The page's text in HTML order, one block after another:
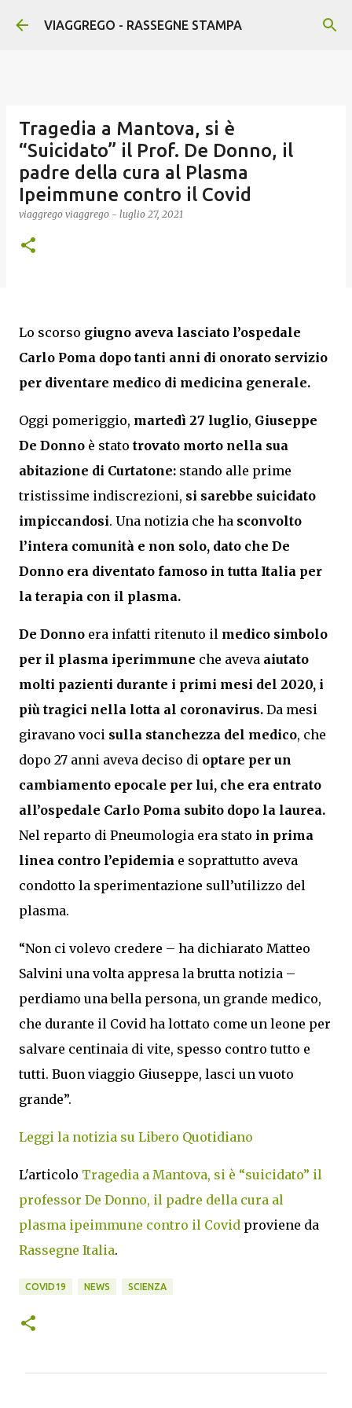
Passa ai contenuti principali
VIAGGREGO - RASSEGNE STAMPA
Tragedia a Mantova, si è
“Suicidato” il Prof. De Donno, il
padre della cura al Plasma
Ipeimmune contro il Covid
viaggrego viaggrego - luglio 27, 2021
Lo scorso giugno aveva lasciato l’ospedale
Carlo Poma dopo tanti anni di onorato servizio
per diventare medico di medicina generale.
Oggi pomeriggio, martedì 27 luglio, Giuseppe
De Donno è stato trovato morto nella sua
abitazione di Curtatone: stando alle prime
tristissime indiscrezioni, si sarebbe suicidato
impiccandosi. Una notizia che ha sconvolto
l’intera comunità e non solo, dato che De
Donno era diventato famoso in tutta Italia per
la terapia con il plasma.
De Donno era infatti ritenuto il medico simbolo
per il plasma iperimmune che aveva aiutato
molti pazienti durante i primi mesi del 2020, i
più tragici nella lotta al coronavirus. Da mesi
giravano voci sulla stanchezza del medico, che
dopo 27 anni aveva deciso di optare per un
cambiamento epocale per lui, che era entrato
all’ospedale Carlo Poma subito dopo la laurea.
Nel reparto di Pneumologia era stato in prima
linea contro l’epidemia e soprattutto aveva
condotto la sperimentazione sull’utilizzo del
plasma.
“Non ci volevo credere – ha dichiarato Matteo
Salvini una volta appresa la brutta notizia –
perdiamo una bella persona, un grande medico,
che durante il Covid ha lottato come un leone per
salvare centinaia di vite, spesso contro tutto e
tutti. Buon viaggio Giuseppe, lasci un vuoto
grande”.
Leggi la notizia su Libero Quotidiano
L'articolo Tragedia a Mantova, si è “suicidato” il
professor De Donno, il padre della cura al
plasma ipeimmune contro il Covid proviene da
Rassegne Italia.
COVID19 NEWS SCIENZA